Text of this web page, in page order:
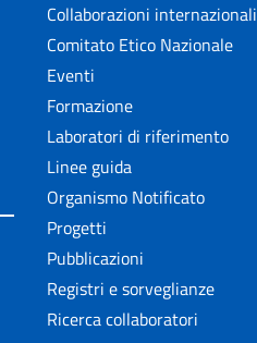
Collaborazioni internazionali
Comitato Etico Nazionale
Eventi
Formazione
Laboratori di riferimento
Linee guida
Organismo Notificato
Progetti
Pubblicazioni
Registri e sorveglianze
Ricerca collaboratori